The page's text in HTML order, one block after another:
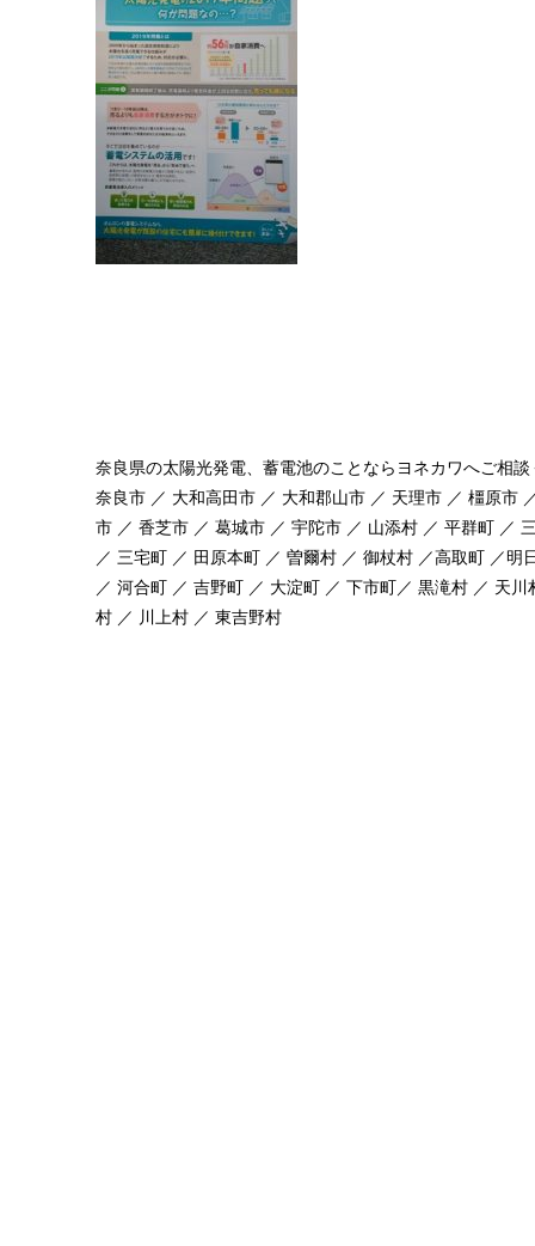
奈良県の太陽光発電、蓄電池のことならヨネカワへご相談
奈良市 ／ 大和高田市 ／ 大和郡山市 ／ 天理市 ／ 橿原市
市 ／ 香芝市 ／ 葛城市 ／ 宇陀市 ／ 山添村 ／ 平群町 ／
／ 三宅町 ／ 田原本町 ／ 曽爾村 ／ 御杖村 ／高取町 ／明
／ 河合町 ／ 吉野町 ／ 大淀町 ／ 下市町／ 黒滝村 ／ 天
村 ／ 川上村 ／ 東吉野村